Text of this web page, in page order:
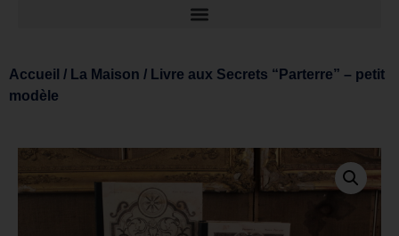
Accueil / La Maison / Livre aux Secrets “Parterre” – petit
modèle